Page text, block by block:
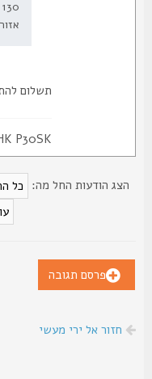
130
אזורית 100 ש"ח.
תשלום
HK P30SK
הודעות החל מה:
פרסם תגובה
חזור אל ירי מעשי